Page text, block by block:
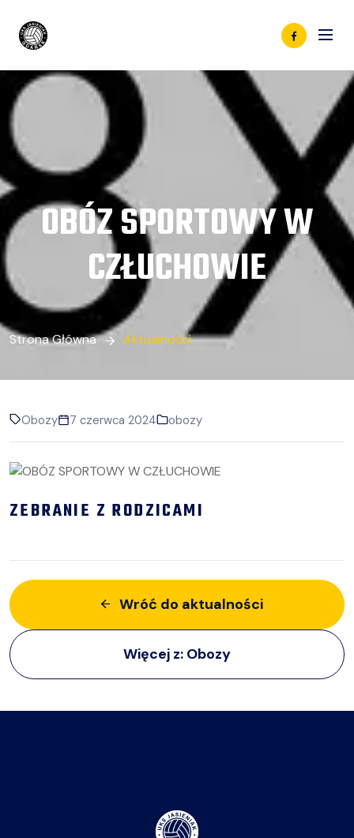
OBÓZ SPORTOWY W
CZŁUCHOWIE
Strona Główna Aktualności
Obozy 7 czerwca 2024 obozy
ZEBRANIE Z RODZICAMI
Wróć do aktualności
Więcej z: Obozy